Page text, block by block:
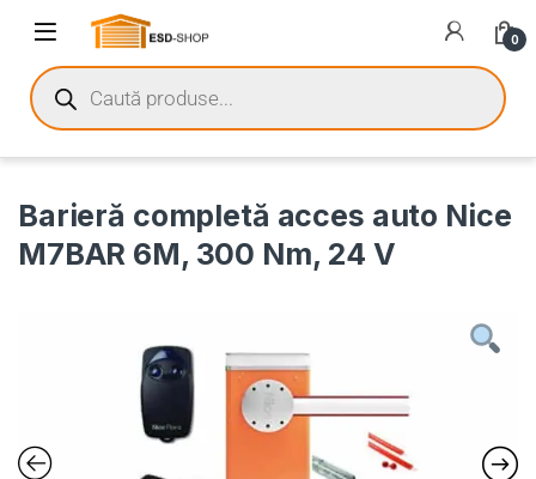
0
Barieră completă acces auto Nice
M7BAR 6M, 300 Nm, 24 V